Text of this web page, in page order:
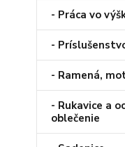
- Práca vo
-
- Ramená,
- Rukavice a
oblečenie